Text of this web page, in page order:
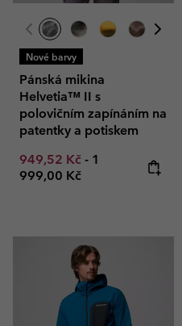
Nové barvy
Pánská mikina
Helvetia™ II s
polovičním zapínáním na
patentky a potiskem
Minimum sale price:
949,52 Kč - Maximum price:
1
999,00 Kč